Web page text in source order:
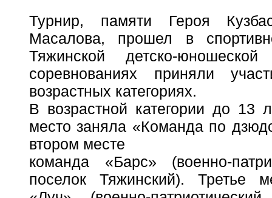
Турнир, памяти Героя
Масалова, прошел в
Тяжинской детско-
соревнованиях приняли
возрастных категориях.
В возрастной категории до 13
место заняла «Команда по
втором месте
команда «Барс» (военно-
поселок Тяжинский). Третье